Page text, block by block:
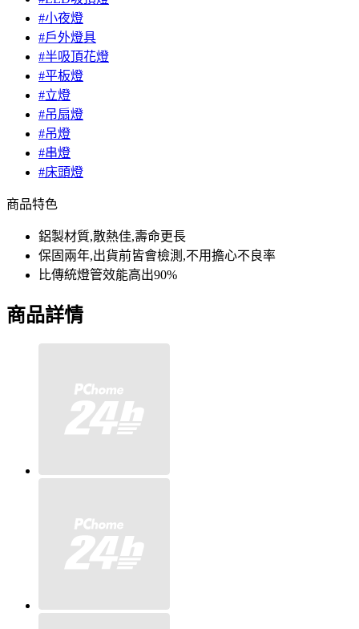
#小夜燈
#戶外燈具
#半吸頂花燈
#平板燈
#立燈
#吊扇燈
#吊燈
#串燈
#床頭燈
商品特色
鋁製材質,散熱佳,壽命更長
保固兩年,出貨前皆會檢測,不用擔心不良率
比傳統燈管效能高出90%
商品詳情